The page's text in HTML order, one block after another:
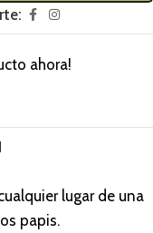
ahora!
lugar de una
papis.